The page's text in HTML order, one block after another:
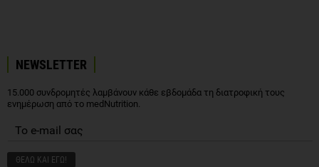
NEWSLETTER
15.000 συνδρομητές λαμβάνουν κάθε εβδομάδα τη διατροφική τους
ενημέρωση από το medNutrition.